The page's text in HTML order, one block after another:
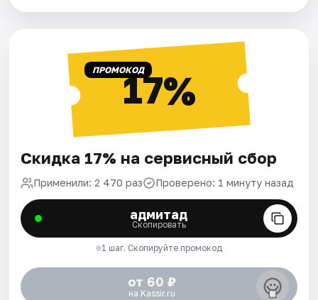
ПРОМОКОД17%
Скидка 17% на сервисный сбор
Применили: 2 470 раз Проверено: 1 минуту назад
адмитад
Скопировать
1 шаг. Скопируйте промокод
от 60 ₽
на Kassir.ru